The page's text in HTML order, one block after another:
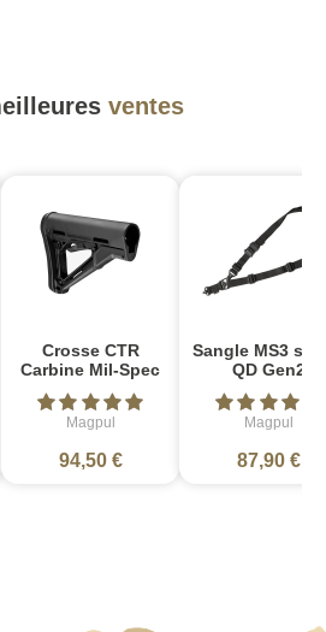
ventes
Crosse CTR
Carbine Mil-Spec
Magpul
94,50 €
Sangle MS3
QD Gen2
Magpul
87,90 €